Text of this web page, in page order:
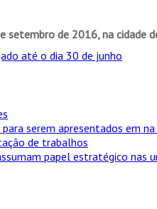
de 2016, na cidade
até o dia 30 de junho
serem apresentados em na
de trabalhos
papel estratégico nas